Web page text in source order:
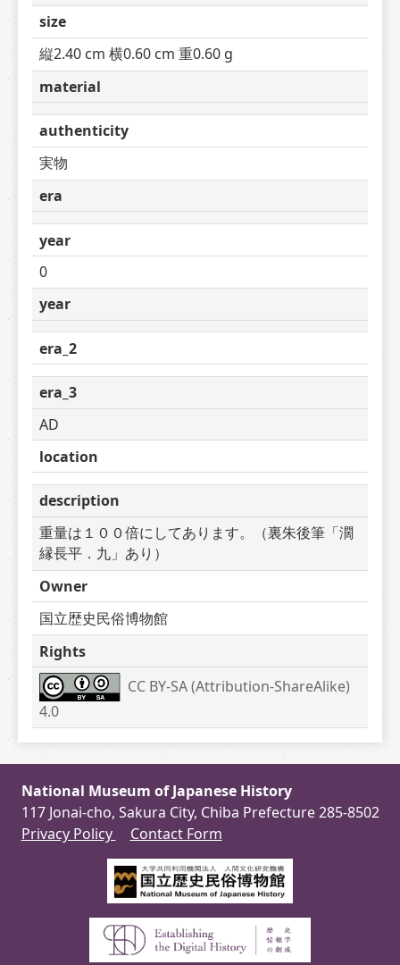
size
縦2.40 cm 横0.60 cm 重0.60 g
material
authenticity
実物
era
year
0
year
era_2
era_3
AD
location
description
重量は１００倍にしてあります。（裏朱後筆「濶
縁長平．九」あり）
Owner
国立歴史民俗博物館
Rights
CC BY-SA (Attribution-ShareAlike)
4.0
National Museum of Japanese History
117 Jonai-cho, Sakura City, Chiba Prefecture 285-8502
Privacy Policy
Contact Form